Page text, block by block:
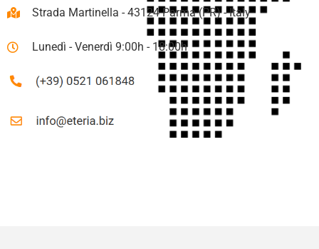
Strada Martinella - 43124 Parma (PR) - Italy
Lunedì - Venerdì 9:00h - 18:00h